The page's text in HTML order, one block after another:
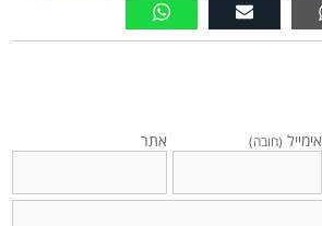
אימייל (חובה) אתר